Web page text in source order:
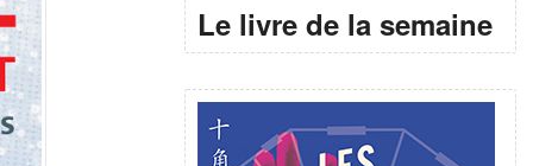
Le livre de la semaine